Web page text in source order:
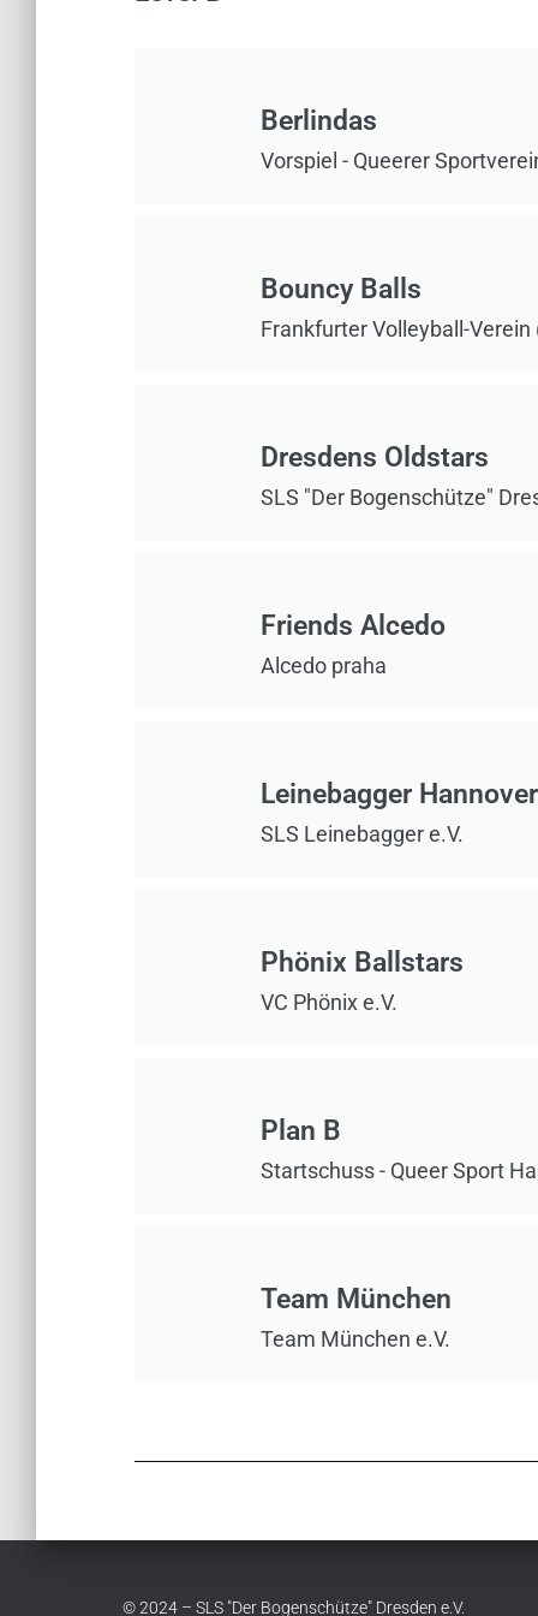
Berlindas
Vorspiel - Queerer
Bouncy Balls
Frankfurter Volleyball-Verein
Dresdens Oldstars
SLS "Der Bogenschütze"
Friends Alcedo
Alcedo praha
Leinebagger Hannover
SLS Leinebagger e.V.
Phönix Ballstars
VC Phönix e.V.
Plan B
Startschuss - Queer Sport
Team München
Team München e.V.
© 2024 – SLS "Der Bogenschütze" Dresden e.V.